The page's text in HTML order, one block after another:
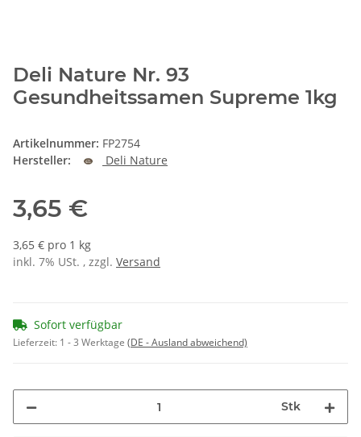
Deli Nature Nr. 93
Gesundheitssamen Supreme 1kg
Artikelnummer: FP2754
Hersteller:
Deli Nature
3,65 €
3,65 € pro 1 kg
inkl. 7% USt. , zzgl. Versand
Sofort verfügbar
Lieferzeit: 1 - 3 Werktage (DE - Ausland abweichend)
Stk